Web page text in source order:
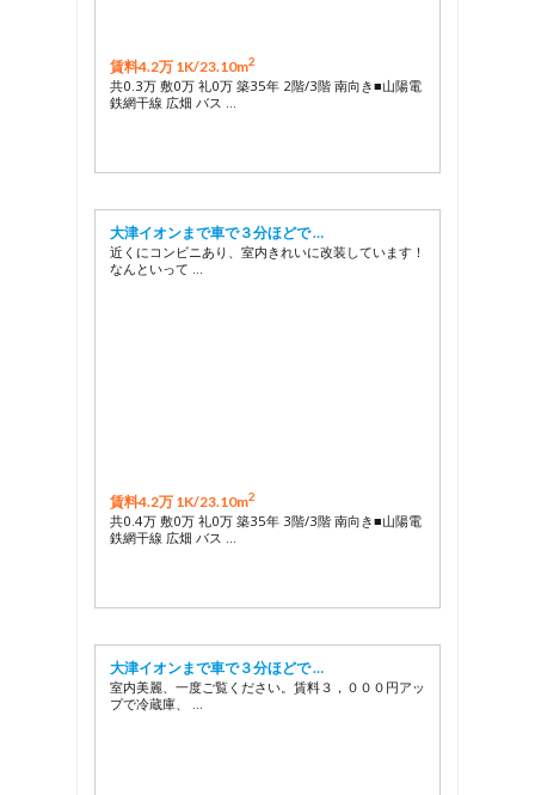
賃料4.2万 1K/23.10m2
共0.3万 敷0万 礼0万 築35年 2階/3階 南向き■山陽電
鉄網干線 広畑 バス …
大津イオンまで車で３分ほどで …
近くにコンビニあり、室内きれいに改装しています！
なんといって …
賃料4.2万 1K/23.10m2
共0.4万 敷0万 礼0万 築35年 3階/3階 南向き■山陽電
鉄網干線 広畑 バス …
大津イオンまで車で３分ほどで …
室内美麗、一度ご覧ください。賃料３，０００円アッ
プで冷蔵庫、 …